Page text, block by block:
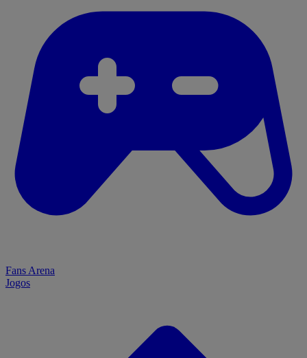
Fans Arena
Jogos